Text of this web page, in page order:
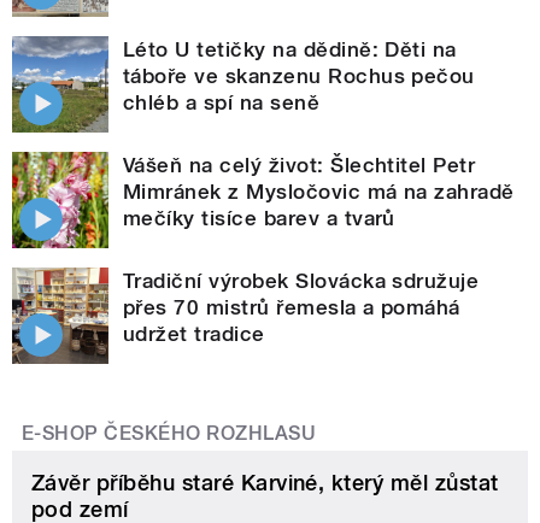
Léto U tetičky na dědině: Děti na
táboře ve skanzenu Rochus pečou
chléb a spí na seně
Vášeň na celý život: Šlechtitel Petr
Mimránek z Mysločovic má na zahradě
mečíky tisíce barev a tvarů
Tradiční výrobek Slovácka sdružuje
přes 70 mistrů řemesla a pomáhá
udržet tradice
E-SHOP ČESKÉHO ROZHLASU
Závěr příběhu staré Karviné, který měl zůstat
pod zemí